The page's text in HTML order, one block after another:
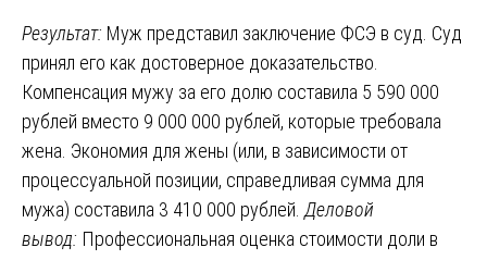
Результат: Муж представил заключение ФСЭ в суд. Суд
принял его как достоверное доказательство.
Компенсация мужу за его долю составила 5 590 000
рублей вместо 9 000 000 рублей, которые требовала
жена. Экономия для жены (или, в зависимости от
процессуальной позиции, справедливая сумма для
мужа) составила 3 410 000 рублей. Деловой
вывод: Профессиональная оценка стоимости доли в